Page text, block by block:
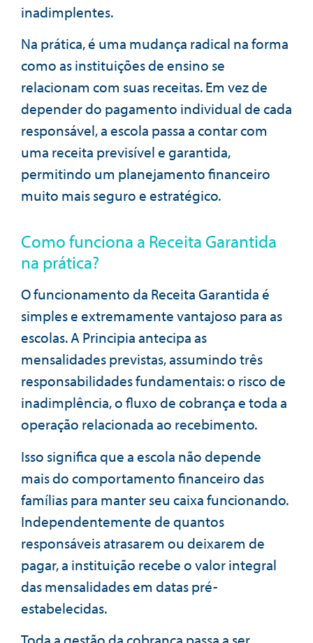
inadimplentes.
Na prática, é uma mudança radical na forma
como as instituições de ensino se
relacionam com suas receitas. Em vez de
depender do pagamento individual de cada
responsável, a escola passa a contar com
uma receita previsível e garantida,
permitindo um planejamento financeiro
muito mais seguro e estratégico.
Como funciona a Receita Garantida
na prática?
O funcionamento da Receita Garantida é
simples e extremamente vantajoso para as
escolas. A Principia antecipa as
mensalidades previstas, assumindo três
responsabilidades fundamentais: o risco de
inadimplência, o fluxo de cobrança e toda a
operação relacionada ao recebimento.
Isso significa que a escola não depende
mais do comportamento financeiro das
famílias para manter seu caixa funcionando.
Independentemente de quantos
responsáveis atrasarem ou deixarem de
pagar, a instituição recebe o valor integral
das mensalidades em datas pré-
estabelecidas.